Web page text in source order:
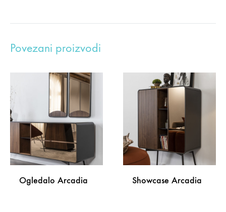
Povezani proizvodi
Ogledalo Arcadia Showcase Arcadia